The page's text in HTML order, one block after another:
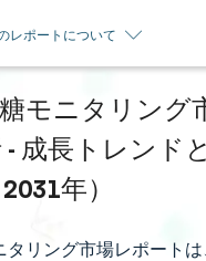
レポートについて
モニタリング
成長トレンド
年）
タリング市場レポート